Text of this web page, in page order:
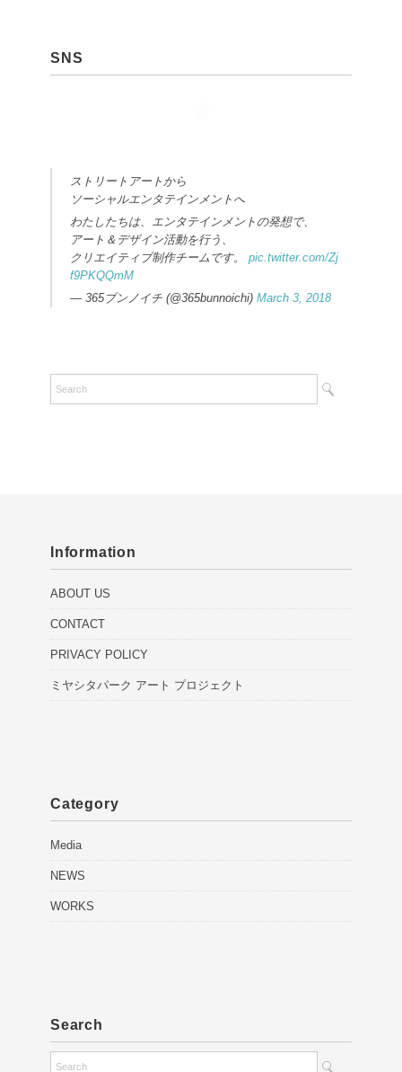
SNS
ストリートアートから
ソーシャルエンタテインメントへ
わたしたちは、エンタテインメントの発想で、
アート＆デザイン活動を行う、
クリエイティブ制作チームです。 pic.twitter.com/Zj
f9PKQQmM
— 365ブンノイチ (@365bunnoichi) March 3, 2018
Information
ABOUT US
CONTACT
PRIVACY POLICY
ミヤシタパーク アート プロジェクト
Category
Media
NEWS
WORKS
Search